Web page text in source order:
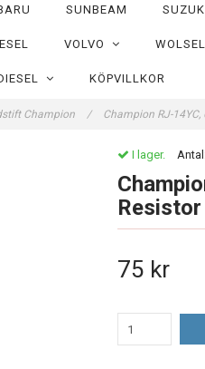
SUNBEAM
VOLVO
KÖPVILLKOR
Champion / Champion RJ-
I lager.
Resistor
75 kr